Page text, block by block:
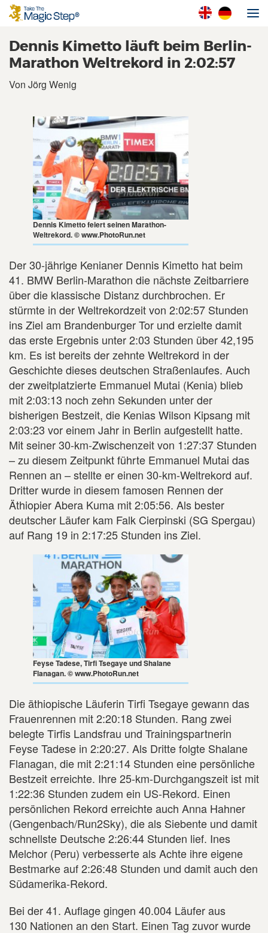
Dennis Kimetto läuft beim Berlin-
Marathon Weltrekord in 2:02:57
Von Jörg Wenig
Dennis Kimetto feiert seinen Marathon-
Weltrekord. © www.PhotoRun.net
Der 30-jährige Kenianer Dennis Kimetto hat beim
41. BMW Berlin-Marathon die nächste Zeitbarriere
über die klassische Distanz durchbrochen. Er
stürmte in der Weltrekordzeit von 2:02:57 Stunden
ins Ziel am Brandenburger Tor und erzielte damit
das erste Ergebnis unter 2:03 Stunden über 42,195
km. Es ist bereits der zehnte Weltrekord in der
Geschichte dieses deutschen Straßenlaufes. Auch
der zweitplatzierte Emmanuel Mutai (Kenia) blieb
mit 2:03:13 noch zehn Sekunden unter der
bisherigen Bestzeit, die Kenias Wilson Kipsang mit
2:03:23 vor einem Jahr in Berlin aufgestellt hatte.
Mit seiner 30-km-Zwischenzeit von 1:27:37 Stunden
– zu diesem Zeitpunkt führte Emmanuel Mutai das
Rennen an – stellte er einen 30-km-Weltrekord auf.
Dritter wurde in diesem famosen Rennen der
Äthiopier Abera Kuma mit 2:05:56. Als bester
deutscher Läufer kam Falk Cierpinski (SG Spergau)
auf Rang 19 in 2:17:25 Stunden ins Ziel.
Feyse Tadese, Tirfi Tsegaye und Shalane
Flanagan. © www.PhotoRun.net
Die äthiopische Läuferin Tirfi Tsegaye gewann das
Frauenrennen mit 2:20:18 Stunden. Rang zwei
belegte Tirfis Landsfrau und Trainingspartnerin
Feyse Tadese in 2:20:27. Als Dritte folgte Shalane
Flanagan, die mit 2:21:14 Stunden eine persönliche
Bestzeit erreichte. Ihre 25-km-Durchgangszeit ist mit
1:22:36 Stunden zudem ein US-Rekord. Einen
persönlichen Rekord erreichte auch Anna Hahner
(Gengenbach/Run2Sky), die als Siebente und damit
schnellste Deutsche 2:26:44 Stunden lief. Ines
Melchor (Peru) verbesserte als Achte ihre eigene
Bestmarke auf 2:26:48 Stunden und damit auch den
Südamerika-Rekord.
Bei der 41. Auflage gingen 40.004 Läufer aus
130 Nationen an den Start. Einen Tag zuvor wurde